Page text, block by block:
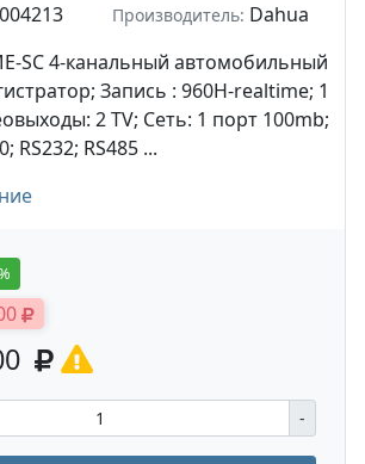
Производитель: Dahua
SC 4-канальный автомобильный
Запись : 960H-realtime; 1
2 TV; Сеть: 1 порт 100mb;
RS232; RS485 ...
-